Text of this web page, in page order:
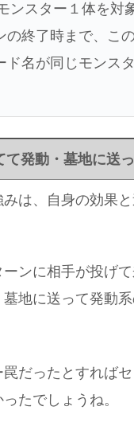
ンスター１体を対
の終了時まで、こ
名が同じモンス
て発動・墓地に送
みは、自身の効果
ンに相手が投げ
地に送って発動
だったとすれば
たでしょうね。